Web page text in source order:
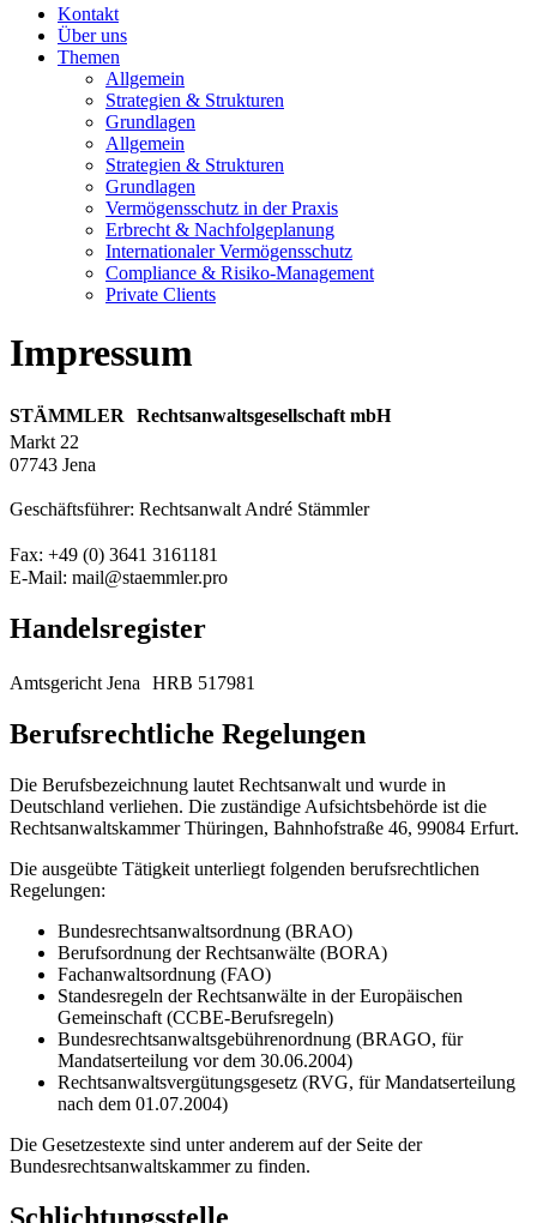
Kontakt
Über uns
Themen
Allgemein
Strategien & Strukturen
Grundlagen
Allgemein
Strategien & Strukturen
Grundlagen
Vermögensschutz in der Praxis
Erbrecht & Nachfolgeplanung
Internationaler Vermögensschutz
Compliance & Risiko-Management
Private Clients
Impressum
STÄMMLER Rechtsanwaltsgesellschaft mbH
Markt 22
07743 Jena
Geschäftsführer: Rechtsanwalt André Stämmler
Fax: +49 (0) 3641 3161181
E-Mail: mail@staemmler.pro
Handelsregister
Amtsgericht Jena HRB 517981
Berufsrechtliche Regelungen
Die Berufsbezeichnung lautet Rechtsanwalt und wurde in
Deutschland verliehen. Die zuständige Aufsichtsbehörde ist die
Rechtsanwaltskammer Thüringen, Bahnhofstraße 46, 99084 Erfurt.
Die ausgeübte Tätigkeit unterliegt folgenden berufsrechtlichen
Regelungen:
Bundesrechtsanwaltsordnung (BRAO)
Berufsordnung der Rechtsanwälte (BORA)
Fachanwaltsordnung (FAO)
Standesregeln der Rechtsanwälte in der Europäischen
Gemeinschaft (CCBE-Berufsregeln)
Bundesrechtsanwaltsgebührenordnung (BRAGO, für
Mandatserteilung vor dem 30.06.2004)
Rechtsanwaltsvergütungsgesetz (RVG, für Mandatserteilung
nach dem 01.07.2004)
Die Gesetzestexte sind unter anderem auf der Seite der
Bundesrechtsanwaltskammer zu finden.